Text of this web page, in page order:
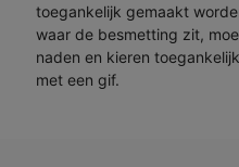
toegankelijk gemaakt
waar de besmetting zit,
naden en kieren
met een gif.